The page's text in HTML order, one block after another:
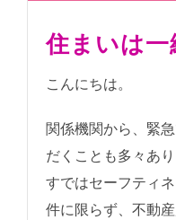
住まいは
こんにちは。
関係機関から、緊
だくことも多々あ
すではセーフティ
件に限らず、不動